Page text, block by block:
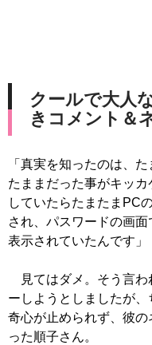
クールで大人
きコメント＆
「真実を知ったのは、
たままだった事がキッ
していたらたまたまPC
され、パスワードの画
表示されていたんです」
見てはダメ。そう言わ
ーしようとしましたが
奇心が止められず、彼の
った順子さん。